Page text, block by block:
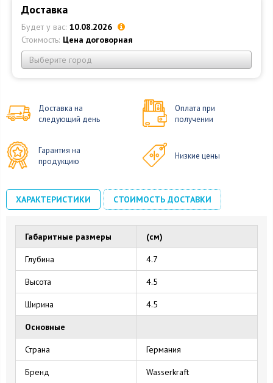
Доставка
Будет у вас: 10.08.2026
Стоимость: Цена договорная
Выберите город
Доставка на
следующий день
Оплата при
получении
Гарантия на
продукцию
Низкие цены
ХАРАКТЕРИСТИКИ СТОИМОСТЬ ДОСТАВКИ
Габаритные размеры (см)
Глубина 4.7
Высота 4.5
Ширина 4.5
Основные
Страна Германия
Бренд Wasserkraft